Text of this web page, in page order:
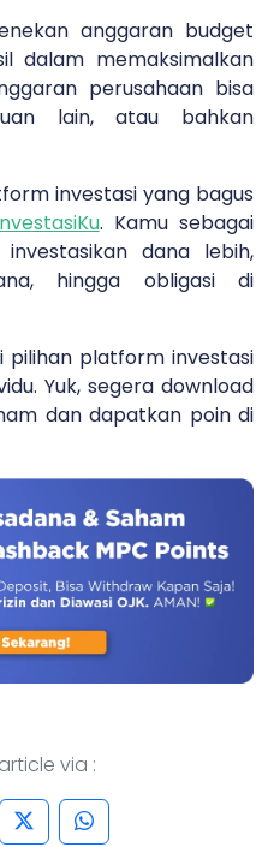
anggaran budget
dalam memaksimalkan
perusahaan bisa
lain, atau bahkan
investasi yang bagus
. Kamu sebagai
dana lebih,
hingga obligasi di
pilihan platform investasi
Yuk, segera download
dan dapatkan poin di
via :